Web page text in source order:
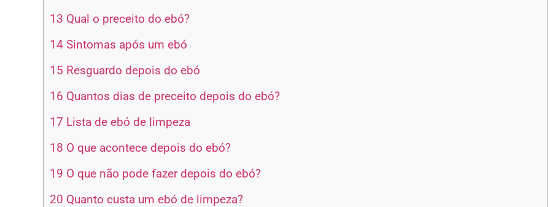
13 Qual o preceito do ebó?
14 Sintomas após um ebó
15 Resguardo depois do ebó
16 Quantos dias de preceito depois do ebó?
17 Lista de ebó de limpeza
18 O que acontece depois do ebó?
19 O que não pode fazer depois do ebó?
20 Quanto custa um ebó de limpeza?